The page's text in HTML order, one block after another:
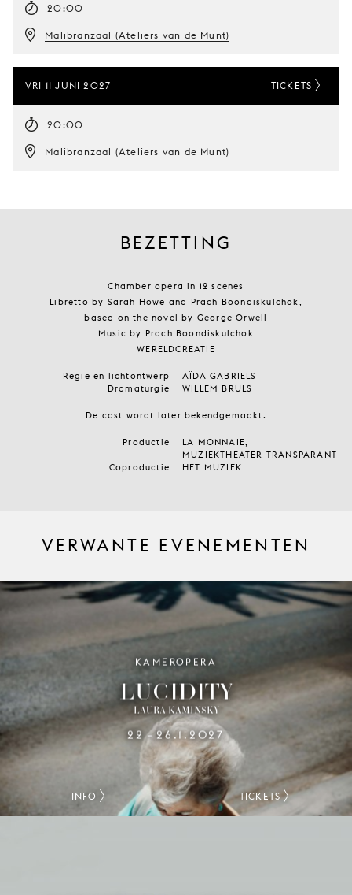
20:00
Malibranzaal (Ateliers van de Munt)
VRI 11 JUNI 2027
20:00
Malibranzaal (Ateliers van de Munt)
TICKETS
BEZETTING
Chamber opera in 12 scenes
Libretto by Sarah Howe and Prach Boondiskulchok,
based on the novel by George Orwell
Music by Prach Boondiskulchok
WERELDCREATIE
Regie en lichtontwerp
AÏDA GABRIELS
Dramaturgie
WILLEM BRULS
De cast wordt later bekendgemaakt.
Productie
LA MONNAIE,
MUZIEKTHEATER TRANSPARANT
Coproductie
HET MUZIEK
VERWANTE EVENEMENTEN
KAMEROPERA
LUCIDITY
LAURA KAMINSKY
22 –26.1.2027
INFO TICKETS